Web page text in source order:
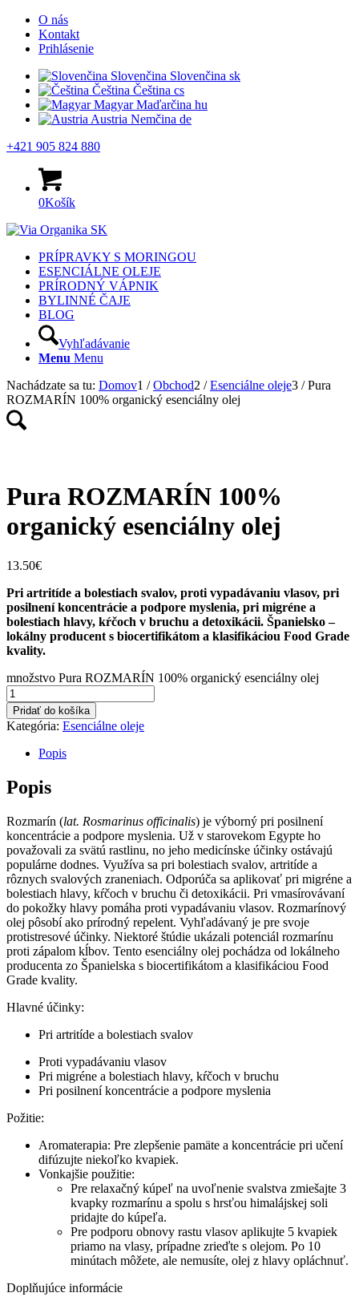
O nás
Kontakt
Prihlásenie
Slovenčina Slovenčina sk
Čeština Čeština cs
Magyar Maďarčina hu
Austria Nemčina de
+421 905 824 880
0Košík
PRÍPRAVKY S MORINGOU
ESENCIÁLNE OLEJE
PRÍRODNÝ VÁPNIK
BYLINNÉ ČAJE
BLOG
Vyhľadávanie
Menu Menu
Nachádzate sa tu: Domov1 / Obchod2 / Esenciálne oleje3 / Pura
ROZMARÍN 100% organický esenciálny olej
Pura ROZMARÍN 100%
organický esenciálny olej
13.50€
Pri artritíde a bolestiach svalov, proti vypadávaniu vlasov, pri
posilnení koncentrácie a podpore myslenia, pri migréne a
bolestiach hlavy, kŕčoch v bruchu a detoxikácii. Španielsko –
lokálny producent s biocertifikátom a klasifikáciou Food Grade
kvality.
množstvo Pura ROZMARÍN 100% organický esenciálny olej
Pridať do košíka
Kategória: Esenciálne oleje
Popis
Popis
Rozmarín (lat. Rosmarinus officinalis) je výborný pri posilnení
koncentrácie a podpore myslenia. Už v starovekom Egypte ho
považovali za svätú rastlinu, no jeho medicínske účinky ostávajú
populárne dodnes. Využíva sa pri bolestiach svalov, artritíde a
rôznych svalových zraneniach. Odporúča sa aplikovať pri migréne a
bolestiach hlavy, kŕčoch v bruchu či detoxikácii. Pri vmasírovávaní
do pokožky hlavy pomáha proti vypadávaniu vlasov. Rozmarínový
olej pôsobí ako prírodný repelent. Vyhľadávaný je pre svoje
protistresové účinky. Niektoré štúdie ukázali potenciál rozmarínu
proti zápalom kĺbov. Tento esenciálny olej pochádza od lokálneho
producenta zo Španielska s biocertifikátom a klasifikáciou Food
Grade kvality.
Hlavné účinky:
Pri artritíde a bolestiach svalov
Proti vypadávaniu vlasov
Pri migréne a bolestiach hlavy, kŕčoch v bruchu
Pri posilnení koncentrácie a podpore myslenia
Požitie:
Aromaterapia: Pre zlepšenie pamäte a koncentrácie pri učení
difúzujte niekoľko kvapiek.
Vonkajšie použitie:
Pre relaxačný kúpeľ na uvoľnenie svalstva zmiešajte 3
kvapky rozmarínu a spolu s hrsťou himalájskej soli
pridajte do kúpeľa.
Pre podporu obnovy rastu vlasov aplikujte 5 kvapiek
priamo na vlasy, prípadne zrieďte s olejom. Po 10
minútach môžete, ale nemusíte, olej z hlavy opláchnuť.
Doplňujúce informácie